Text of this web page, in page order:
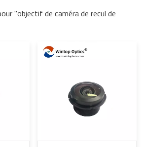
"objectif de caméra de recul de